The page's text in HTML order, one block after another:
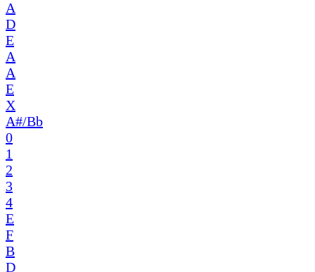
A
D
E
A
A
E
X
A#/Bb
0
1
2
3
4
E
F
B
D